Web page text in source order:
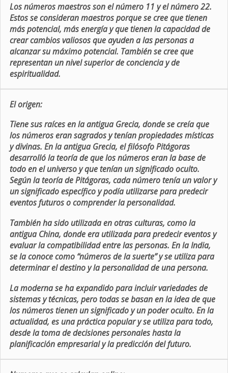
Los números maestros son el número 11 y el número 22.
Estos se consideran maestros porque se cree que tienen
más potencial, más energía y que tienen la capacidad de
crear cambios valiosos que ayuden a las personas a
alcanzar su máximo potencial. También se cree que
representan un nivel superior de conciencia y de
espiritualidad.
El origen:
Tiene sus raíces en la antigua Grecia, donde se creía que
los números eran sagrados y tenían propiedades místicas
y divinas. En la antigua Grecia, el filósofo Pitágoras
desarrolló la teoría de que los números eran la base de
todo en el universo y que tenían un significado oculto.
Según la teoría de Pitágoras, cada número tenía un valor y
un significado específico y podía utilizarse para predecir
eventos futuros o comprender la personalidad.
También ha sido utilizada en otras culturas, como la
antigua China, donde era utilizada para predecir eventos y
evaluar la compatibilidad entre las personas. En la India,
se la conoce como “números de la suerte” y se utiliza para
determinar el destino y la personalidad de una persona.
La moderna se ha expandido para incluir variedades de
sistemas y técnicas, pero todas se basan en la idea de que
los números tienen un significado y un poder oculto. En la
actualidad, es una práctica popular y se utiliza para todo,
desde la toma de decisiones personales hasta la
planificación empresarial y la predicción del futuro.